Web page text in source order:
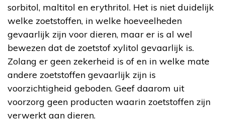
sorbitol, maltitol en erythritol. Het is niet duidelijk
welke zoetstoffen, in welke hoeveelheden
gevaarlijk zijn voor dieren, maar er is al wel
bewezen dat de zoetstof xylitol gevaarlijk is.
Zolang er geen zekerheid is of en in welke mate
andere zoetstoffen gevaarlijk zijn is
voorzichtigheid geboden. Geef daarom uit
voorzorg geen producten waarin zoetstoffen zijn
verwerkt aan dieren.